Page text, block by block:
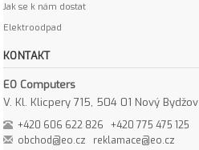
Jak se k nám dostat
Elektroodpad
KONTAKT
EO Computers
V. Kl. Klicpery 715, 504 01 Nový Bydžov
+420 606 622 826
+420 775 475 125
obchod@eo.cz
reklamace@eo.cz